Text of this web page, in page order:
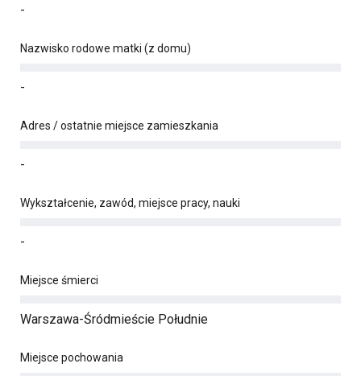
-
Nazwisko rodowe matki (z domu)
-
Adres / ostatnie miejsce zamieszkania
-
Wykształcenie, zawód, miejsce pracy, nauki
-
Miejsce śmierci
Warszawa-Śródmieście Południe
Miejsce pochowania